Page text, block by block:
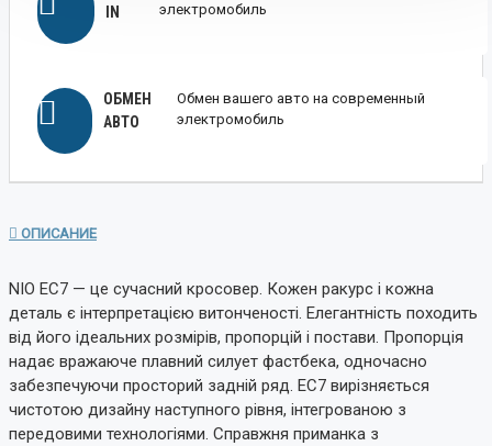
IN
электромобиль
ОБМЕН
АВТО
Обмен вашего авто на современный
электромобиль
ОПИСАНИЕ
NIO EC7 — це сучасний кросовер. Кожен ракурс і кожна
деталь є інтерпретацією витонченості. Елегантність походить
від його ідеальних розмірів, пропорцій і постави. Пропорція
надає вражаюче плавний силует фастбека, одночасно
забезпечуючи просторий задній ряд. EC7 вирізняється
чистотою дизайну наступного рівня, інтегрованою з
передовими технологіями. Справжня приманка з